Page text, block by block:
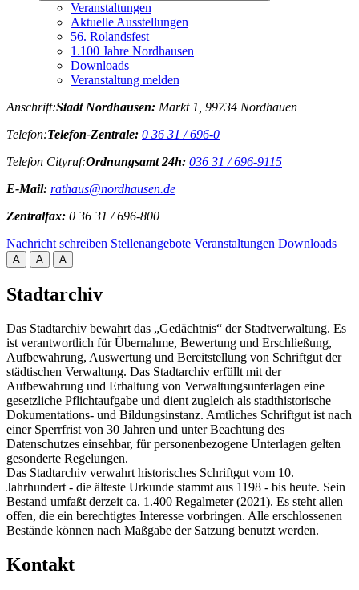
Veranstaltungen
Aktuelle Ausstellungen
56. Rolandsfest
1.100 Jahre Nordhausen
Downloads
Veranstaltung melden
Anschrift:Stadt Nordhausen: Markt 1, 99734 Nordhauen
Telefon:Telefon-Zentrale: 0 36 31 / 696-0
Telefon Cityruf:Ordnungsamt 24h: 036 31 / 696-9115
E-Mail: rathaus@nordhausen.de
Zentralfax: 0 36 31 / 696-800
Nachricht schreiben Stellenangebote Veranstaltungen Downloads
A A A
Stadtarchiv
Das Stadtarchiv bewahrt das „Gedächtnis“ der Stadtverwaltung. Es
ist verantwortlich für Übernahme, Bewertung und Erschließung,
Aufbewahrung, Auswertung und Bereitstellung von Schriftgut der
städtischen Verwaltung. Das Stadtarchiv erfüllt mit der
Aufbewahrung und Erhaltung von Verwaltungsunterlagen eine
gesetzliche Pflichtaufgabe und dient zugleich als stadthistorische
Dokumentations- und Bildungsinstanz. Amtliches Schriftgut ist nach
einer Sperrfrist von 30 Jahren und unter Beachtung des
Datenschutzes einsehbar, für personenbezogene Unterlagen gelten
gesonderte Regelungen.
Das Stadtarchiv verwahrt historisches Schriftgut vom 10.
Jahrhundert - die älteste Urkunde stammt aus 1198 - bis heute. Sein
Bestand umfaßt derzeit ca. 1.400 Regalmeter (2021). Es steht allen
offen, die ein berechtigtes Interesse vorbringen. Alle erschlossenen
Bestände können nach Maßgabe der Satzung benutzt werden.
Kontakt